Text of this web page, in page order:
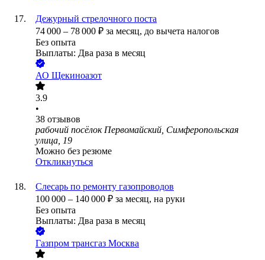
Дежурный стрелочного поста
74 000 – 78 000 ₽ за месяц, до вычета налогов
Без опыта
Выплаты: Два раза в месяц
АО Щекиноазот
3.9
•
38 отзывов
рабочий посёлок Первомайский, Симферопольская
улица, 19
Можно без резюме
Откликнуться
Слесарь по ремонту газопроводов
100 000 – 140 000 ₽ за месяц, на руки
Без опыта
Выплаты: Два раза в месяц
Газпром трансгаз Москва